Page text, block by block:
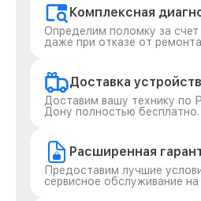
Комплексная
Определим поломку за счет
даже при отказе от
Доставка
Доставим вашу технику по
Дону полностью бесплатно.
Расширенная
Предоставим лучшие
сервисное обслуживание